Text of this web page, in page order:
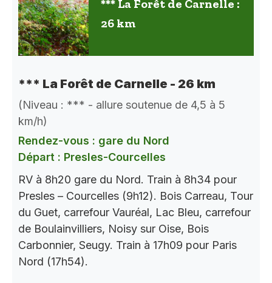
*** La Forêt de Carnelle :
26 km
*** La Forêt de Carnelle - 26 km
(Niveau : *** - allure soutenue de 4,5 à 5
km/h)
Rendez-vous : gare du Nord
Départ : Presles-Courcelles
RV à 8h20 gare du Nord. Train à 8h34 pour
Presles – Courcelles (9h12). Bois Carreau, Tour
du Guet, carrefour Vauréal, Lac Bleu, carrefour
de Boulainvilliers, Noisy sur Oise, Bois
Carbonnier, Seugy. Train à 17h09 pour Paris
Nord (17h54).